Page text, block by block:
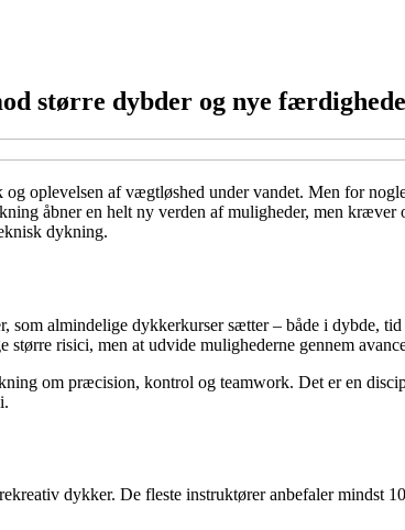
større dybder og nye
oplevelsen af vægtløshed under vandet. Men for
åbner en helt ny verden af muligheder, men
dykning.
almindelige dykkerkurser sætter – både i dybde,
risici, men at udvide mulighederne gennem
om præcision, kontrol og teamwork. Det er en
dykker. De fleste instruktører anbefaler mindst